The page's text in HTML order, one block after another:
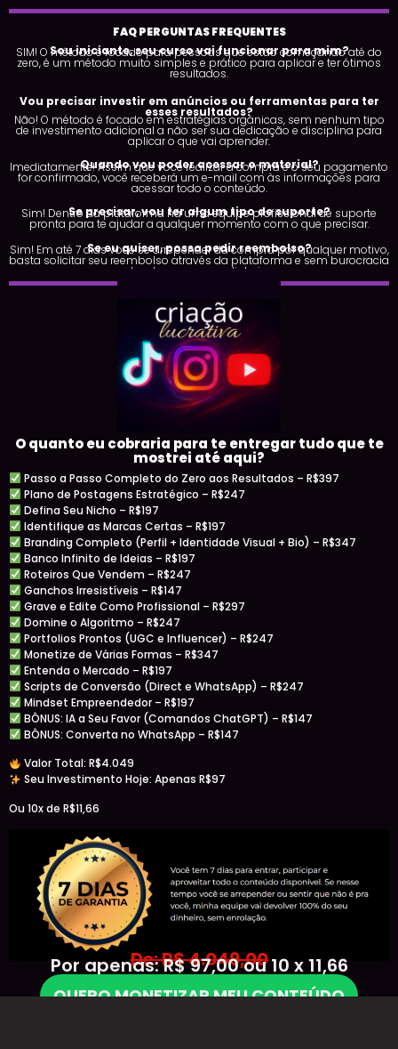
FAQ PERGUNTAS FREQUENTES
Sou iniciante, seu curso vai funcionar para mim?
SIM! O método é focado para pessoas que estão começando até do
zero, é um método muito simples e prático para aplicar e ter ótimos
resultados.
Vou precisar investir em anúncios ou ferramentas para ter
esses resultados?
Não! O método é focado em estratégias orgânicas, sem nenhum tipo
de investimento adicional a não ser sua dedicação e disciplina para
aplicar o que vai aprender.
Quando vou poder acessar o material?
Imediatamente! Assim que você realizar a compra e o seu pagamento
for confirmado, você receberá um e-mail com às informações para
acessar todo o conteúdo.
Se precisar, vou ter algum tipo de suporte?
Sim! Dentro da plataforma há uma equipe profissional de suporte
pronta para te ajudar a qualquer momento com o que precisar.
Se eu quiser, posso pedir reembolso?
Sim! Em até 7 dias você se arrepender da compra por qualquer motivo,
basta solicitar seu reembolso através da plataforma e sem burocracia
devolveremos seu dinheiro.
O quanto eu cobraria para te entregar tudo que te
mostrei até aqui?
Passo a Passo Completo do Zero aos Resultados – R$397
Plano de Postagens Estratégico – R$247
Defina Seu Nicho – R$197
Identifique as Marcas Certas – R$197
Branding Completo (Perfil + Identidade Visual + Bio) – R$347
Banco Infinito de Ideias – R$197
Roteiros Que Vendem – R$247
Ganchos Irresistíveis – R$147
Grave e Edite Como Profissional – R$297
Domine o Algoritmo – R$247
Portfolios Prontos (UGC e Influencer) – R$247
Monetize de Várias Formas – R$347
Entenda o Mercado – R$197
Scripts de Conversão (Direct e WhatsApp) – R$247
Mindset Empreendedor – R$197
BÔNUS: IA a Seu Favor (Comandos ChatGPT) – R$147
BÔNUS: Converta no WhatsApp – R$147
Valor Total: R$4.049
Seu Investimento Hoje: Apenas R$97
Ou 10x de R$11,66
De: R$ 4.049,00
Por apenas: R$ 97,00 ou 10 x 11,66
QUERO MONETIZAR MEU CONTEÚDO